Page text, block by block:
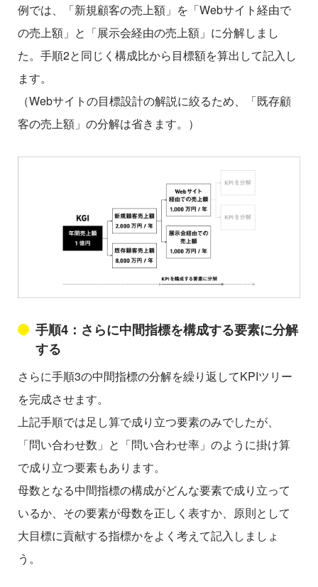
例では、「新規顧客の売上額」を「Webサイト経由で
の売上額」と「展示会経由の売上額」に分解しまし
た。手順2と同じく構成比から目標額を算出して記入し
ます。
（Webサイトの目標設計の解説に絞るため、「既存顧
客の売上額」の分解は省きます。）
手順4：さらに中間指標を構成する要素に分解
する
さらに手順3の中間指標の分解を繰り返してKPIツリー
を完成させます。
上記手順では足し算で成り立つ要素のみでしたが、
「問い合わせ数」と「問い合わせ率」のように掛け算
で成り立つ要素もあります。
母数となる中間指標の構成がどんな要素で成り立って
いるか、その要素が母数を正しく表すか、原則として
大目標に貢献する指標かをよく考えて記入しましょ
う。